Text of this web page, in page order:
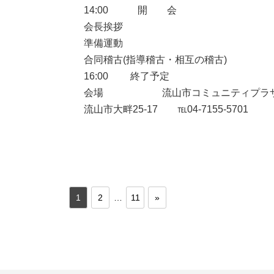
14:00 開 会
会長挨拶
準備運動
合同稽古(指導稽古・相互の稽古)
16:00 終了予定
会場 流山市コミュニティプラ
流山市大畔25-17 ℡04-7155-5701
1 2 11 »